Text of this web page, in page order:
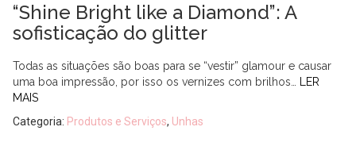
“Shine Bright like a Diamond”: A
sofisticação do glitter
Todas as situações são boas para se “vestir” glamour e causar
uma boa impressão, por isso os vernizes com brilhos…
LER
MAIS
Categoria: Produtos e Serviços, Unhas